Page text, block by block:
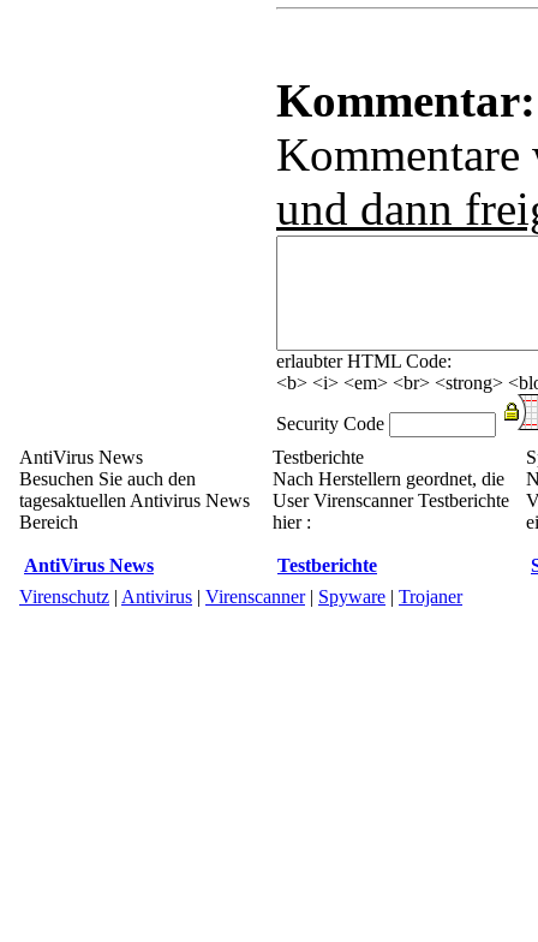
Kommentar:
und dann
erlaubter HTML Code:
<b> <i> <em> <br> <strong>
Security Code
AntiVirus News
Besuchen Sie auch den
tagesaktuellen Antivirus News
Bereich
AntiVirus News
Testberichte
Nach Herstellern geordnet, die
User Virenscanner Testberichte
hier :
Testberichte
Virenschutz | Antivirus | Virenscanner| Spyware | Trojaner